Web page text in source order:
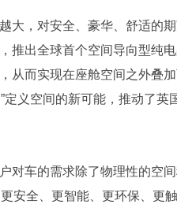
大，对安全、豪华、舒适的
推出全球首个空间导向型纯
从而实现在座舱空间之外叠
义空间的新可能，推动了英
对车的需求除了物理性的空
安全、更智能、更环保、更